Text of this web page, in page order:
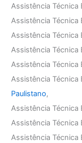
Assistência Técnica
Assistência
Assistência
Assistência
Assistência
Assistência
Paulistano,
Assistência
Assistência
Assistência Técnica